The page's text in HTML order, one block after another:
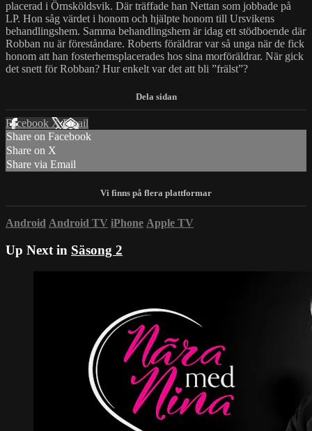
placerad i Örnsköldsvik. Där träffade han Nettan som jobbade på
LP. Hon såg värdet i honom och hjälpte honom till Ursvikens
behandlingshem. Samma behandlingshem är idag ett stödboende där
Robban nu är föreståndare. Roberts föräldrar var så unga när de fick
honom att han fosterhemsplacerades hos sina morföräldrar. När gick
det snett för Robban? Hur enkelt var det att bli ”frälst”?
Facebook XEmail
Share on Facebook
Share on X
Share via Email
Android Android TV iPhone Apple TV
Up Next in Säsong 2